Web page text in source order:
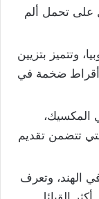
على تحمل ألم
وتتميز بتزيين
أقراط ضخمة في
تتضمن تقديم
الهند، وتعرف